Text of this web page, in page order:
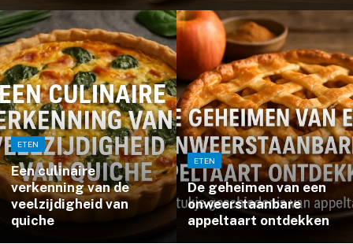
ETEN
Een culinaire
verkenning van de
veelzijdigheid van
quiche
ETEN
De geheimen van een
onweerstaanbare
appeltaart ontdekken